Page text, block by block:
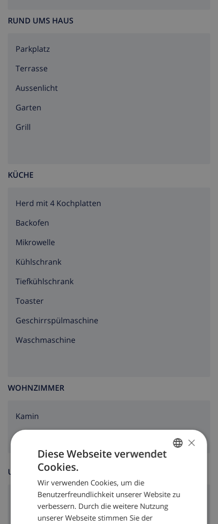
RUND UMS HAUS
Parkplatz
Terrasse
Aussenlicht
Garten
Grill
KÜCHE
Herd mit 4 Kochplatten
Backofen
Mikrowelle
Kühlschrank
Tiefkühlschrank
Toaster
Geschirrspülmaschine
Waschmaschine
WOHNZIMMER
Kamin
UNTERHALTUNG
Cable tv
DUTCH
SPANISH
×
Diese Webseite verwendet
Cookies.
Wir verwenden Cookies, um die
Benutzerfreundlichkeit unserer Website zu
verbessern. Durch die weitere Nutzung
unserer Webseite stimmen Sie der